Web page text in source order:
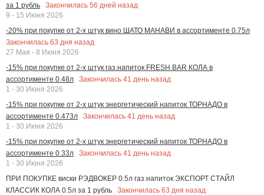
за 1 рубль
Закончилась 56 дней назад
9 - 15 Июня 2026
-20% при покупке от 2-х штук вино ШАТО МАНАВИ в ассортименте 0.75л
Закончилась 63 дня назад
27 Мая - 8 Июня 2026
-15% при покупке от 2-х штук газ.напиток FRESH BAR КОЛА в
ассортименте 0.48л
Закончилась 41 день назад
1 - 30 Июня 2026
-15% при покупке от 2-х штук энергетический напиток ТОРНАДО в
ассортименте 0.473л
Закончилась 41 день назад
1 - 30 Июня 2026
-15% при покупке от 2-х штук энергетический напиток ТОРНАДО в
ассортименте 0.33л
Закончилась 41 день назад
1 - 30 Июня 2026
ПРИ ПОКУПКЕ виски РЭДВОКЕР 0.5л газ.напиток ЭКСПОРТ СТАЙЛ
КЛАССИК КОЛА 0.5л за 1 рубль
Закончилась 63 дня назад